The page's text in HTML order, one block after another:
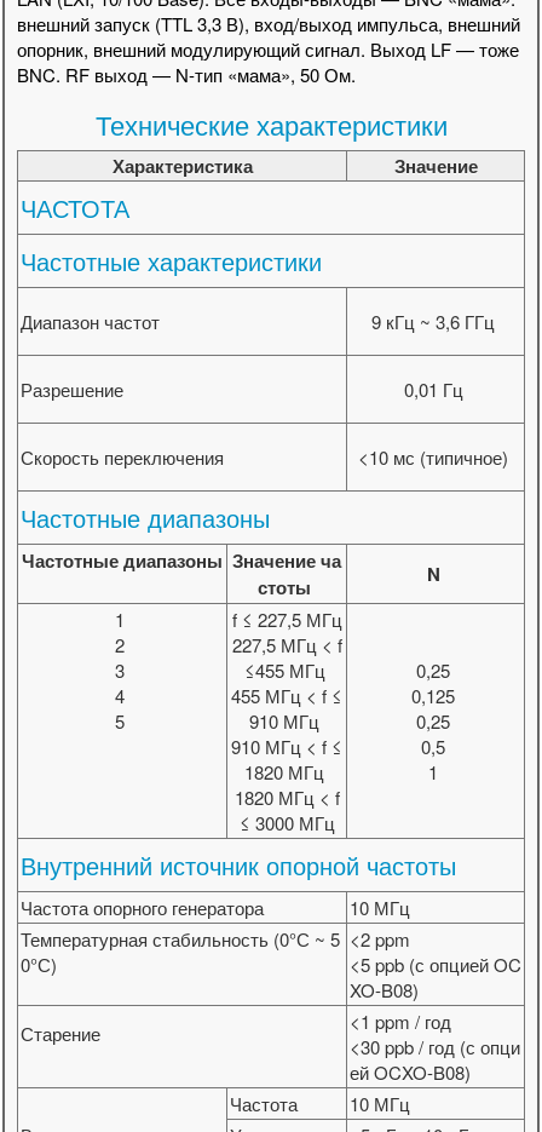
внешний запуск (TTL 3,3 В), вход/выход импульса, внешний
опорник, внешний модулирующий сигнал. Выход LF — тоже
BNC. RF выход — N-тип «мама», 50 Ом.
Технические характеристики
Характеристика Значение
ЧАСТОТА
Частотные характеристики
Диапазон частот 9 кГц ~ 3,6 ГГц
Разрешение 0,01 Гц
Скорость переключения <10 мс (типичное)
Частотные диапазоны
Частотные диапазоны Значение ча
стоты
N
1
2
3
4
5
f ≤ 227,5 МГц
227,5 МГц < f
≤455 МГц
455 МГц < f ≤
910 МГц
910 МГц < f ≤
1820 МГц
1820 МГц < f
≤ 3000 МГц
0,25
0,125
0,25
0,5
1
Внутренний источник опорной частоты
Частота опорного генератора
10 МГц
Температурная стабильность (0°С ~ 5
0°С)
<2 ppm
<5 ppb (с опцией OC
XO-B08)
Старение
<1 ppm / год
<30 ppb / год (с опци
ей OCXO-B08)
Частота
10 МГц